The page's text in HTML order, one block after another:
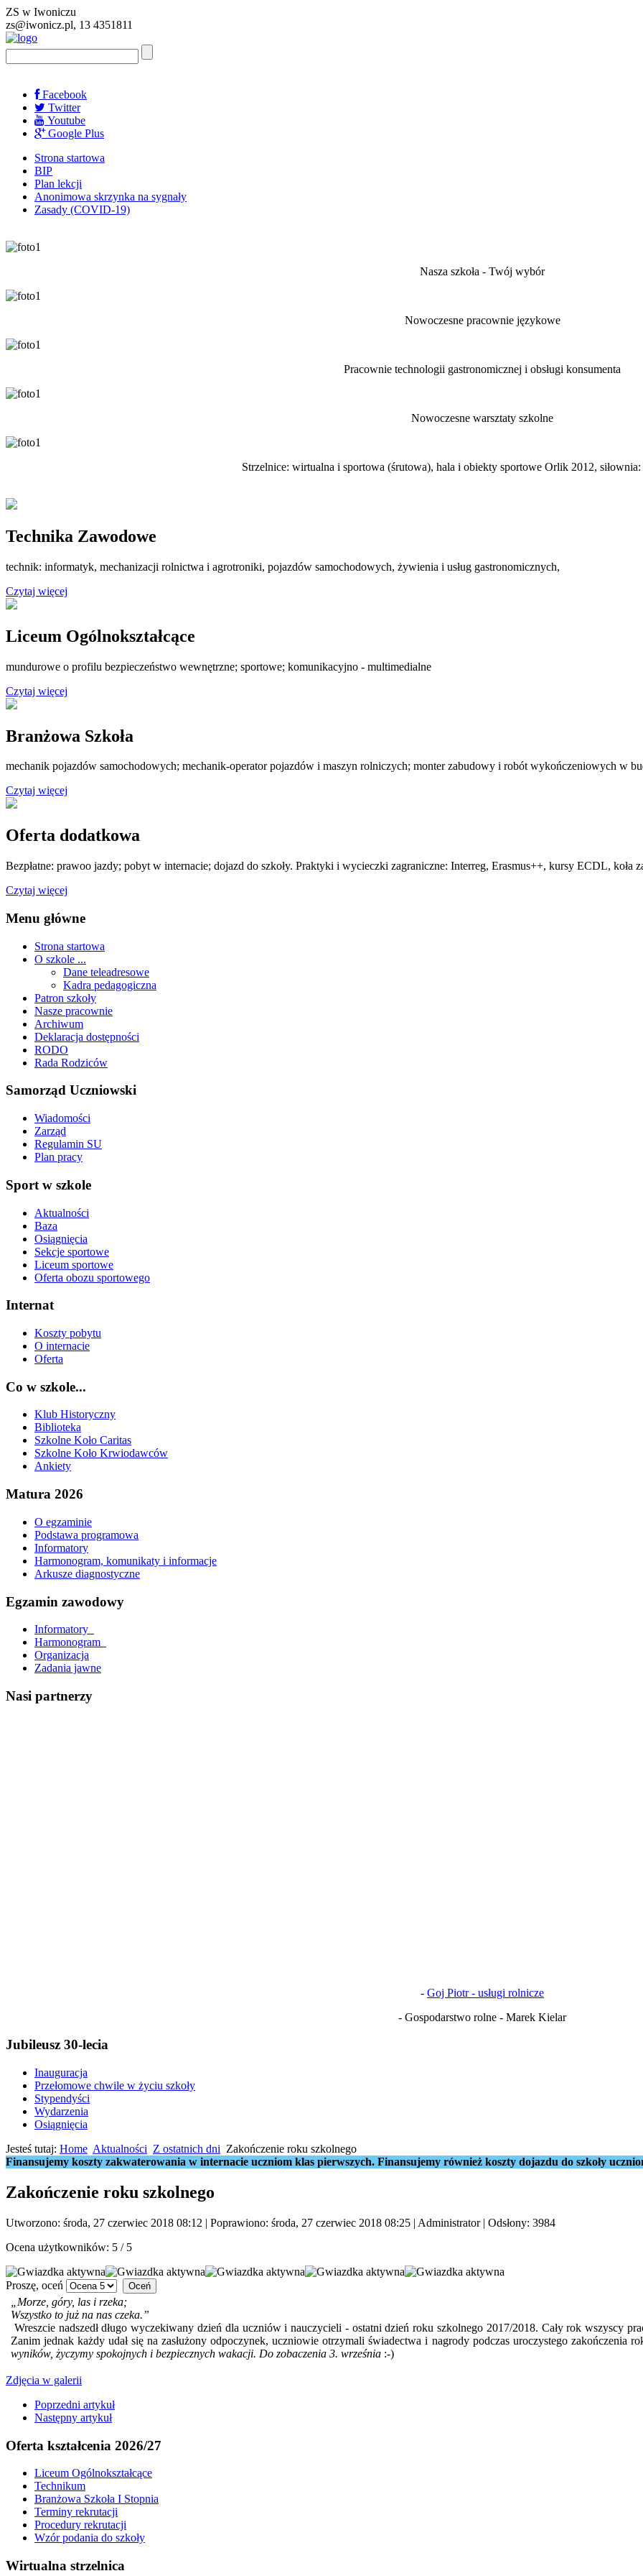
ZS w Iwoniczu
zs@iwonicz.pl, 13 4351811
Facebook
Twitter
Youtube
Google Plus
Strona startowa
BIP
Plan lekcji
Anonimowa skrzynka na sygnały
Zasady (COVID-19)
Nasza szkoła - Twój wybór
Nowoczesne pracownie językowe
Pracownie technologii gastronomicznej i obsługi konsumenta
Nowoczesne warsztaty szkolne
Strzelnice: wirtualna i sportowa (śrutowa), hala i obiekty sportowe Orlik 2012,
Technika Zawodowe
technik: informatyk, mechanizacji rolnictwa i agrotroniki, pojazdów samochodowych, żywienia i usług gastronomicznych,
Czytaj więcej
Liceum Ogólnokształcące
mundurowe o profilu bezpieczeństwo wewnętrzne; sportowe; komunikacyjno - multimedialne
Czytaj więcej
Branżowa Szkoła
mechanik pojazdów samochodowych; mechanik-operator pojazdów i maszyn rolniczych; monter zabudowy i robót wykończeniowych w
Czytaj więcej
Oferta dodatkowa
Bezpłatne: prawoo jazdy; pobyt w internacie; dojazd do szkoły. Praktyki i wycieczki zagraniczne: Interreg, Erasmus++, kursy ECDL, koła
Czytaj więcej
Menu główne
Strona startowa
O szkole ...
Dane teleadresowe
Kadra pedagogiczna
Patron szkoły
Nasze pracownie
Archiwum
Deklaracja dostępności
RODO
Rada Rodziców
Samorząd Uczniowski
Wiadomości
Zarząd
Regulamin SU
Plan pracy
Sport w szkole
Aktualności
Baza
Osiągnięcia
Sekcje sportowe
Liceum sportowe
Oferta obozu sportowego
Internat
Koszty pobytu
O internacie
Oferta
Co w szkole...
Klub Historyczny
Biblioteka
Szkolne Koło Caritas
Szkolne Koło Krwiodawców
Ankiety
Matura 2026
O egzaminie
Podstawa programowa
Informatory
Harmonogram, komunikaty i informacje
Arkusze diagnostyczne
Egzamin zawodowy
Informatory_
Harmonogram_
Organizacja
Zadania jawne
Nasi partnerzy
- Goj Piotr - usługi rolnicze
- Gospodarstwo rolne - Marek Kielar
Jubileusz 30-lecia
Inauguracja
Przełomowe chwile w życiu szkoły
Stypendyści
Wydarzenia
Osiągnięcia
Jesteś tutaj: Home Aktualności Z ostatnich dni Zakończenie roku szkolnego
Finansujemy koszty zakwaterowania w internacie uczniom klas pierwszych. Finansujemy również koszty dojazdu do szkoły
Zakończenie roku szkolnego
Utworzono: środa, 27 czerwiec 2018 08:12 | Poprawiono: środa, 27 czerwiec 2018 08:25 | Administrator| Odsłony: 3984
Ocena użytkowników: 5 / 5
Proszę, oceń
„Morze, góry, las i rzeka;
Wszystko to już na nas czeka.”
Wreszcie nadszedł długo wyczekiwany dzień dla uczniów i nauczycieli - ostatni dzień roku szkolnego 2017/2018. Cały rok wszyscy
Zanim jednak każdy udał się na zasłużony odpoczynek, uczniowie otrzymali świadectwa i nagrody podczas uroczystego zakończenia
wyników, życzymy spokojnych i bezpiecznych wakacji. Do zobaczenia 3. września :-)
Zdjęcia w galerii
Poprzedni artykuł
Następny artykuł
Oferta kształcenia 2026/27
Liceum Ogólnokształcące
Technikum
Branżowa Szkoła I Stopnia
Terminy rekrutacji
Procedury rekrutacji
Wzór podania do szkoły
Wirtualna strzelnica